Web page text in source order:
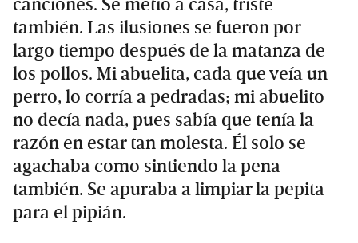
canciones. Se metió a casa, triste
también. Las ilusiones se fueron por
largo tiempo después de la matanza de
los pollos. Mi abuelita, cada que veía un
perro, lo corría a pedradas; mi abuelito
no decía nada, pues sabía que tenía la
razón en estar tan molesta. Él solo se
agachaba como sintiendo la pena
también. Se apuraba a limpiar la pepita
para el pipián.